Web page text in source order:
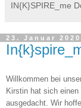
IN{K}SPIRE_me
23. Januar 2020
Willkommen bei
Kirstin hat sich
ausgedacht. Wir